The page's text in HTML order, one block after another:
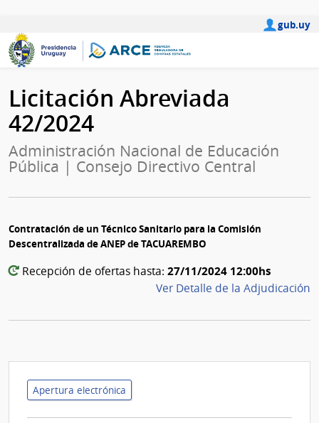
gub.uy
Licitación Abreviada
42/2024
Administración Nacional de Educación
Pública | Consejo Directivo Central
Contratación de un Técnico Sanitario para la Comisión
Descentralizada de ANEP de TACUAREMBO
Recepción de ofertas hasta: 27/11/2024 12:00hs
Ver Detalle de la Adjudicación
Apertura electrónica